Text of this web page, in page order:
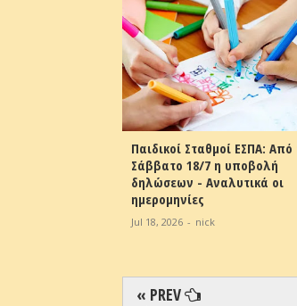
Προς κατάργηση η δεύτερη
Κυριακή στις αυτοδιοικητικές
εκλογές, σε δημόσια
διαβούλευση ο Κώδικας
Τοπικής Αυτοδιοίκησης
« PREV